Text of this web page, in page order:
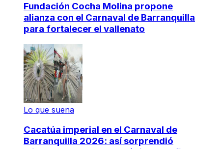
Fundación Cocha Molina propone
alianza con el Carnaval de Barranquilla
para fortalecer el vallenato
Lo que suena
Cacatúa imperial en el Carnaval de
Barranquilla 2026: así sorprendió